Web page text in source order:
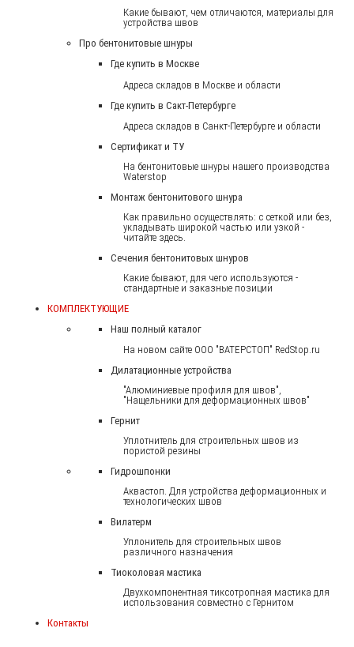
Какие бывают, чем отличаются, материалы для
устройства швов
Про бентонитовые шнуры
Где купить в Москве
Адреса складов в Москве и области
Где купить в Сакт-Петербурге
Адреса складов в Санкт-Петербурге и области
Сертификат и ТУ
На бентонитовые шнуры нашего производства
Waterstop
Монтаж бентонитового шнура
Как правильно осуществлять: с сеткой или без,
укладывать широкой частью или узкой -
читайте здесь.
Сечения бентонитовых шнуров
Какие бывают, для чего используются -
стандартные и заказные позиции
КОМПЛЕКТУЮЩИЕ
Наш полный каталог
На новом сайте ООО "ВАТЕРСТОП" RedStop.ru
Дилатационные устройства
"Алюминиевые профиля для швов",
"Нащельники для деформационных швов"
Гернит
Уплотнитель для строительных швов из
пористой резины
Гидрошпонки
Аквастоп. Для устройства деформационных и
технологических швов
Вилатерм
Уплонитель для строительных швов
различного назначения
Тиоколовая мастика
Двухкомпонентная тиксотропная мастика для
использования совместно с Гернитом
Контакты